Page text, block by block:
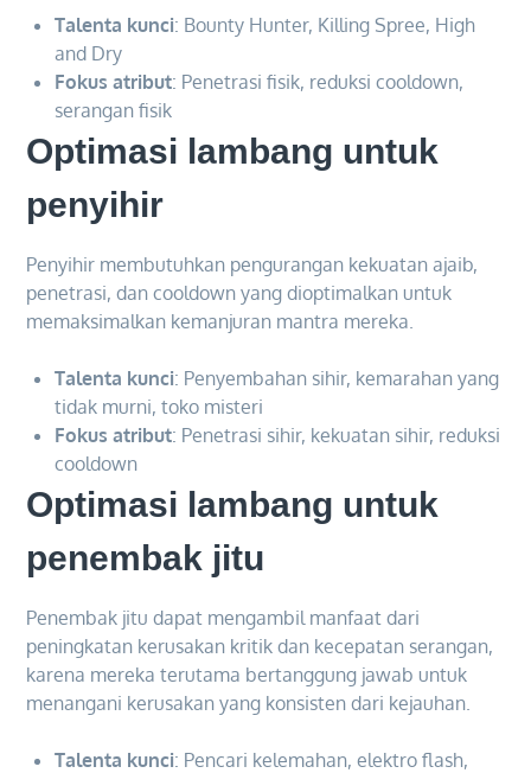
Talenta kunci: Bounty Hunter, Killing Spree, High
and Dry
Fokus atribut: Penetrasi fisik, reduksi cooldown,
serangan fisik
Optimasi lambang untuk
penyihir
Penyihir membutuhkan pengurangan kekuatan ajaib,
penetrasi, dan cooldown yang dioptimalkan untuk
memaksimalkan kemanjuran mantra mereka.
Talenta kunci: Penyembahan sihir, kemarahan yang
tidak murni, toko misteri
Fokus atribut: Penetrasi sihir, kekuatan sihir, reduksi
cooldown
Optimasi lambang untuk
penembak jitu
Penembak jitu dapat mengambil manfaat dari
peningkatan kerusakan kritik dan kecepatan serangan,
karena mereka terutama bertanggung jawab untuk
menangani kerusakan yang konsisten dari kejauhan.
Talenta kunci: Pencari kelemahan, elektro flash,